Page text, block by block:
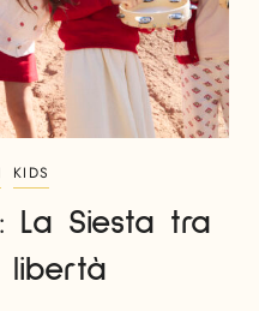
KIDS
La Siesta tra
libertà